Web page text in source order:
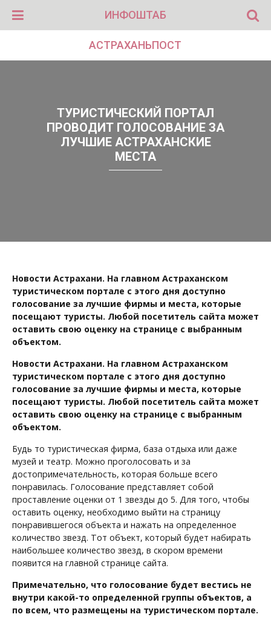
ИНФОШТАБ
АСТРАХАНЬПОСТ
ТУРИСТИЧЕСКИЙ ПОРТАЛ
ПРОВОДИТ ГОЛОСОВАНИЕ ЗА
ЛУЧШИЕ АСТРАХАНСКИЕ
МЕСТА
Новости Астрахани. На главном Астраханском
туристическом портале с этого дня доступно
голосование за лучшие фирмы и места, которые
посещают туристы. Любой посетитель сайта может
оставить свою оценку на странице с выбранным
объектом.
Новости Астрахани. На главном Астраханском
туристическом портале с этого дня доступно
голосование за лучшие фирмы и места, которые
посещают туристы. Любой посетитель сайта может
оставить свою оценку на странице с выбранным
объектом.
Будь то туристическая фирма, база отдыха или даже
музей и театр. Можно проголосовать и за
достопримечательность, которая больше всего
понравилась. Голосование представляет собой
проставление оценки от 1 звезды до 5. Для того, чтобы
оставить оценку, необходимо выйти на страницу
понравившегося объекта и нажать на определенное
количество звезд. Тот объект, который будет набирать
наибольшее количество звезд, в скором времени
появится на главной странице сайта.
Примечательно, что голосование будет вестись не
внутри какой-то определенной группы объектов, а
по всем, что размещены на туристическом портале.